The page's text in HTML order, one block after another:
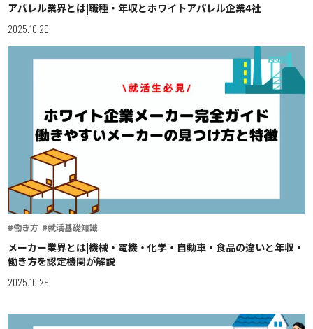
アパレル業界とは|職種・年収とホワイトアパレル企業4社
2025.10.29
#働き方 #就活基礎知識
メーカー業界とは|機械・電機・化学・自動車・食品の違いと年収・
働き方を認定機関が解説
2025.10.29